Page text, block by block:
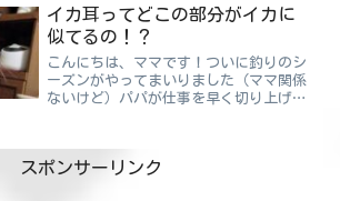
順調に育ち、声も大きく激しく動き回る
ようになったので、本気で...
イカ耳ってどこの部分がイカに
似てるの！？
こんにちは、ママです！ついに釣りのシ
ーズンがやってまいりました（ママ関係
ないけど）パパが仕事を早く切り上げて
の休日はものすごく変則的になるんです
よ（夫婦生活はすれ違うこ...
スポンサーリンク